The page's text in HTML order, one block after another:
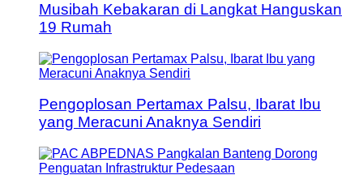
Musibah Kebakaran di Langkat Hanguskan
19 Rumah
Pengoplosan Pertamax Palsu, Ibarat Ibu
yang Meracuni Anaknya Sendiri